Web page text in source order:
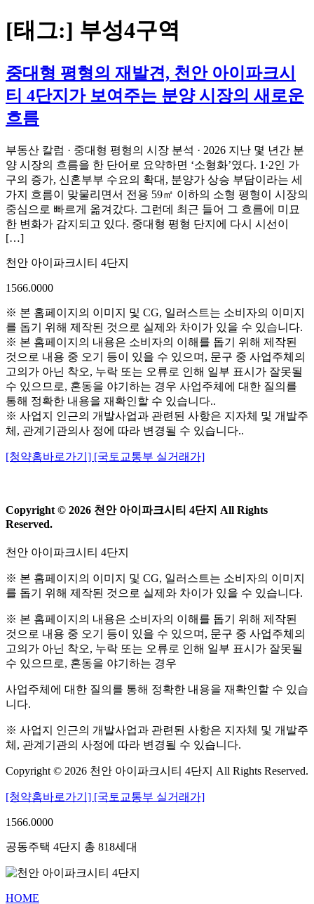
[태그:] 부성4구역
중대형 평형의 재발견, 천안 아이파크시
티 4단지가 보여주는 분양 시장의 새로운
흐름
부동산 칼럼 · 중대형 평형의 시장 분석 · 2026 지난 몇 년간 분
양 시장의 흐름을 한 단어로 요약하면 ‘소형화’였다. 1·2인 가
구의 증가, 신혼부부 수요의 확대, 분양가 상승 부담이라는 세
가지 흐름이 맞물리면서 전용 59㎡ 이하의 소형 평형이 시장의
중심으로 빠르게 옮겨갔다. 그런데 최근 들어 그 흐름에 미묘
한 변화가 감지되고 있다. 중대형 평형 단지에 다시 시선이
[…]
천안 아이파크시티 4단지
1566.0000
※ 본 홈페이지의 이미지 및 CG, 일러스트는 소비자의 이미지
를 돕기 위해 제작된 것으로 실제와 차이가 있을 수 있습니다.
※ 본 홈페이지의 내용은 소비자의 이해를 돕기 위해 제작된
것으로 내용 중 오기 등이 있을 수 있으며, 문구 중 사업주체의
고의가 아닌 착오, 누락 또는 오류로 인해 일부 표시가 잘못될
수 있으므로, 혼동을 야기하는 경우 사업주체에 대한 질의를
통해 정확한 내용을 재확인할 수 있습니다..
※ 사업지 인근의 개발사업과 관련된 사항은 지자체 및 개발주
체, 관계기관의사 정에 따라 변경될 수 있습니다..
[청약홈바로가기] [국토교통부 실거래가]
Copyright © 2026 천안 아이파크시티 4단지 All Rights
Reserved.
천안 아이파크시티 4단지
※ 본 홈페이지의 이미지 및 CG, 일러스트는 소비자의 이미지
를 돕기 위해 제작된 것으로 실제와 차이가 있을 수 있습니다.
※ 본 홈페이지의 내용은 소비자의 이해를 돕기 위해 제작된
것으로 내용 중 오기 등이 있을 수 있으며, 문구 중 사업주체의
고의가 아닌 착오, 누락 또는 오류로 인해 일부 표시가 잘못될
수 있으므로, 혼동을 야기하는 경우
사업주체에 대한 질의를 통해 정확한 내용을 재확인할 수 있습
니다.
※ 사업지 인근의 개발사업과 관련된 사항은 지자체 및 개발주
체, 관계기관의 사정에 따라 변경될 수 있습니다.
Copyright © 2026 천안 아이파크시티 4단지 All Rights Reserved.
[청약홈바로가기] [국토교통부 실거래가]
1566.0000
공동주택 4단지 총 818세대
HOME